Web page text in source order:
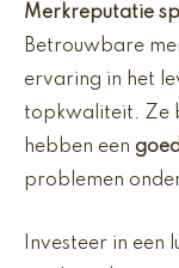
Merkreputatie
Betrouwbare
ervaring in het
topkwaliteit. Ze
hebben een
problemen
Investeer in een